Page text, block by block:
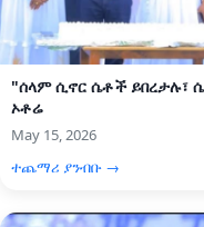
"ሰላም ሲኖር ሴቶች ይበረታሉ፣
ኦቶሬ
May 15, 2026
ተጨማሪ ያንብቡ →